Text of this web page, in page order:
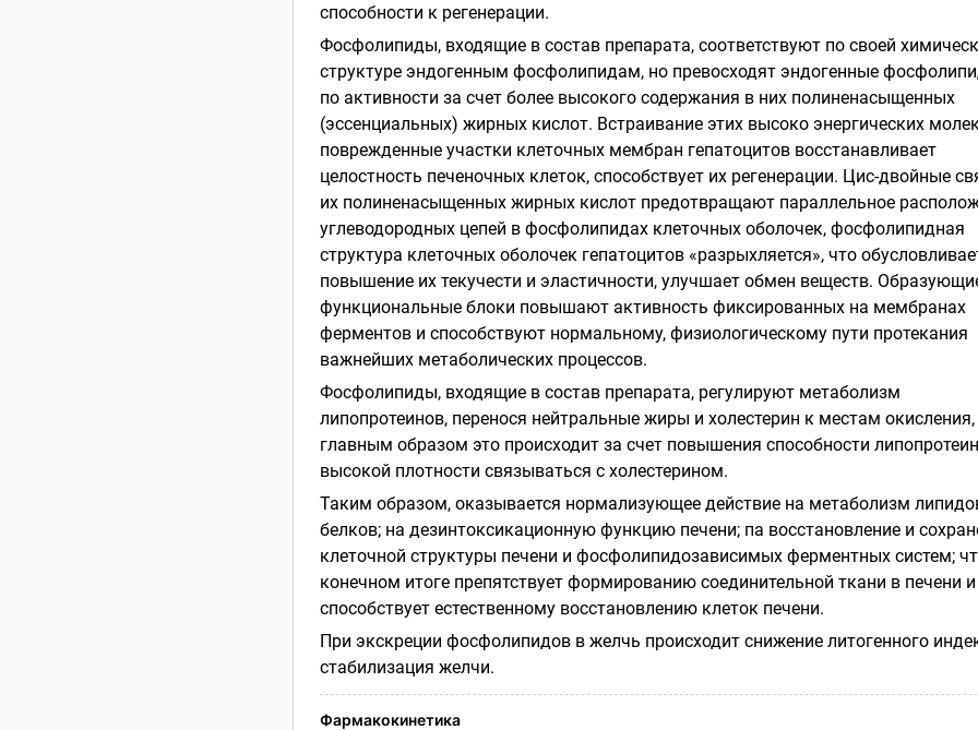
способности к регенерации.
Фосфолипиды, входящие в состав препарата, соответствуют по своей
структуре эндогенным фосфолипидам, но превосходят эндогенные
по активности за счет более высокого содержания в них полиненасыщенных
(эссенциальных) жирных кислот. Встраивание этих высоко энергических
поврежденные участки клеточных мембран гепатоцитов восстанавливает
целостность печеночных клеток, способствует их регенерации. Цис-двойные
их полиненасыщенных жирных кислот предотвращают параллельное
углеводородных цепей в фосфолипидах клеточных оболочек, фосфолипидная
структура клеточных оболочек гепатоцитов «разрыхляется», что
повышение их текучести и эластичности, улучшает обмен веществ.
функциональные блоки повышают активность фиксированных на мембранах
ферментов и способствуют нормальному, физиологическому пути протекания
важнейших метаболических процессов.
Фосфолипиды, входящие в состав препарата, регулируют метаболизм
липопротеинов, перенося нейтральные жиры и холестерин к местам окисления,
главным образом это происходит за счет повышения способности
высокой плотности связываться с холестерином.
Таким образом, оказывается нормализующее действие на метаболизм
белков; на дезинтоксикационную функцию печени; па восстановление и
клеточной структуры печени и фосфолипидозависимых ферментных систем;
конечном итоге препятствует формированию соединительной ткани в печени и
способствует естественному восстановлению клеток печени.
При экскреции фосфолипидов в желчь происходит снижение литогенного
стабилизация желчи.
Фармакокинетика